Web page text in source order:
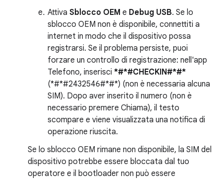
Attiva Sblocco OEM e Debug USB. Se lo
sblocco OEM non è disponibile, connettiti a
internet in modo che il dispositivo possa
registrarsi. Se il problema persiste, puoi
forzare un controllo di registrazione: nell'app
Telefono, inserisci *#*#CHECKIN#*#*
(*#*#2432546#*#*) (non è necessaria alcuna
SIM). Dopo aver inserito il numero (non è
necessario premere Chiama), il testo
scompare e viene visualizzata una notifica di
operazione riuscita.
Se lo sblocco OEM rimane non disponibile, la SIM del
dispositivo potrebbe essere bloccata dal tuo
operatore e il bootloader non può essere